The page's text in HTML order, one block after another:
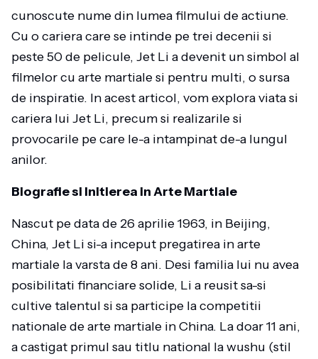
cunoscute nume din lumea filmului de actiune.
Cu o cariera care se intinde pe trei decenii si
peste 50 de pelicule, Jet Li a devenit un simbol al
filmelor cu arte martiale si pentru multi, o sursa
de inspiratie. In acest articol, vom explora viata si
cariera lui Jet Li, precum si realizarile si
provocarile pe care le-a intampinat de-a lungul
anilor.
Biografie si Initierea in Arte Martiale
Nascut pe data de 26 aprilie 1963, in Beijing,
China, Jet Li si-a inceput pregatirea in arte
martiale la varsta de 8 ani. Desi familia lui nu avea
posibilitati financiare solide, Li a reusit sa-si
cultive talentul si sa participe la competitii
nationale de arte martiale in China. La doar 11 ani,
a castigat primul sau titlu national la wushu (stil